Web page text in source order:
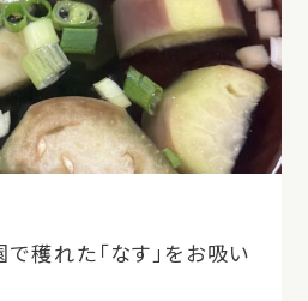
穫れた「なす」をお吸い